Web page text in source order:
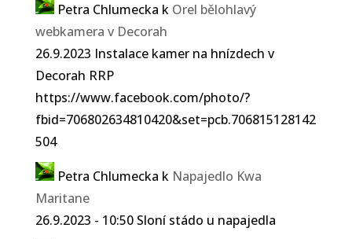
Petra Chlumecka k Orel bělohlavý
webkamera v Decorah
26.9.2023 Instalace kamer na hnízdech v
Decorah RRP
https://www.facebook.com/photo/?
fbid=706802634810420&set=pcb.706815128142
504
Petra Chlumecka k Napajedlo Kwa
Maritane
26.9.2023 - 10:50 Sloní stádo u napajedla